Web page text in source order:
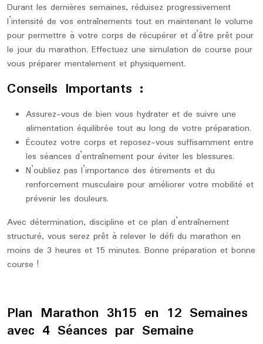
Durant les dernières semaines, réduisez progressivement
l’intensité de vos entraînements tout en maintenant le volume
pour permettre à votre corps de récupérer et d’être prêt pour
le jour du marathon. Effectuez une simulation de course pour
vous préparer mentalement et physiquement.
Conseils Importants :
Assurez-vous de bien vous hydrater et de suivre une
alimentation équilibrée tout au long de votre préparation.
Écoutez votre corps et reposez-vous suffisamment entre
les séances d’entraînement pour éviter les blessures.
N’oubliez pas l’importance des étirements et du
renforcement musculaire pour améliorer votre mobilité et
prévenir les douleurs.
Avec détermination, discipline et ce plan d’entraînement
structuré, vous serez prêt à relever le défi du marathon en
moins de 3 heures et 15 minutes. Bonne préparation et bonne
course !
Plan Marathon 3h15 en 12 Semaines
avec 4 Séances par Semaine